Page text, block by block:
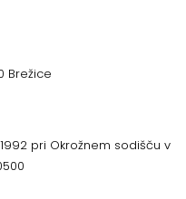
Brežice
pri Okrožnem sodišču v